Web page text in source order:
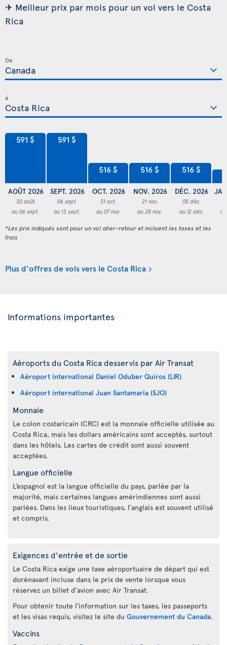
✈ Meilleur prix par mois pour un vol vers le Costa
Rica
De
à
591 $
AOÛT 2026
30 août
au 06 sept.
591 $
SEPT. 2026
06 sept.
au 13 sept.
516 $
OCT. 2026
31 oct.
au 07 nov.
516 $
NOV. 2026
21 nov.
au 28 nov.
516 $
DÉC. 2026
05 déc.
au 12 déc.
*Les prix indiqués sont pour un vol aller-retour et incluent les taxes et les
frais
Plus d'offres de vols vers le Costa Rica
Informations importantes
Aéroports du Costa Rica desservis par Air Transat
Aéroport international Daniel Oduber Quiros (LIR)
Aéroport international Juan Santamaria (SJO)
Monnaie
Le colon costaricain (CRC) est la monnaie officielle utilisée au
Costa Rica, mais les dollars américains sont acceptés, surtout
dans les hôtels. Les cartes de crédit sont aussi souvent
acceptées.
Langue officielle
L’espagnol est la langue officielle du pays, parlée par la
majorité, mais certaines langues amérindiennes sont aussi
parlées. Dans les lieux touristiques, l’anglais est souvent utilisé
et compris.
Exigences d'entrée et de sortie
Le Costa Rica exige une taxe aéroportuaire de départ qui est
dorénavant incluse dans le prix de vente lorsque vous
réservez un billet d’avion avec Air Transat.
Pour obtenir toute l’information sur les taxes, les passeports
et les visas requis, visitez le site du Gouvernement du Canada.
Vaccins